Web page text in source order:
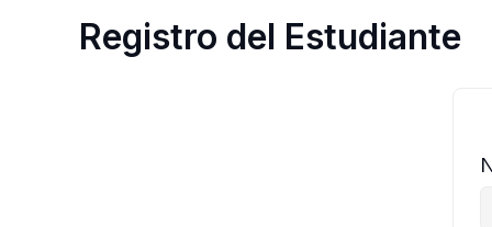
Registro del Estudiante